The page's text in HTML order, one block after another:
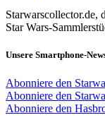
Starwarscollector.de,
Star Wars-
Unsere Smartphone-
Abonniere den
Abonniere den
Abonniere den